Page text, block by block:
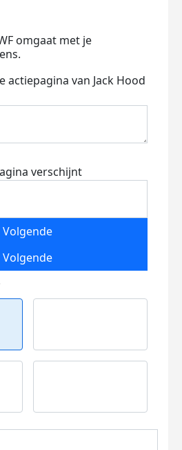
omgaat met je
actiepagina van Jack Hood
verschijnt
Volgende
Volgende